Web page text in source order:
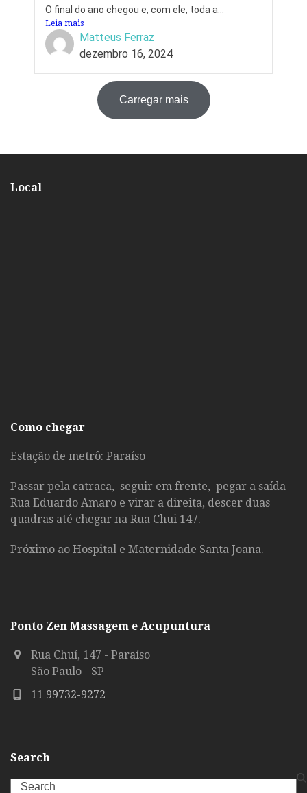
O final do ano chegou e, com ele, toda a...
Leia mais
Matteus Ferraz
dezembro 16, 2024
Carregar mais
Local
Como chegar
Estação de metrô: Paraíso
Passar pela catraca, seguir em frente, pegar a saída
Rua Eduardo Amaro e virar a direita, descer duas
quadras até chegar na Rua Chui 147.
Próximo ao Hospital e Maternidade Santa Joana.
Ponto Zen Massagem e Acupuntura
Rua Chuí, 147 - Paraíso
São Paulo - SP
11 99732-9272
Search